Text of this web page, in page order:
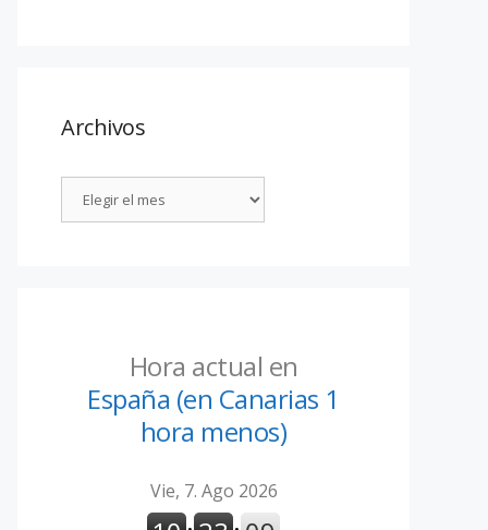
Archivos
Hora actual en
España (en Canarias 1
hora menos)